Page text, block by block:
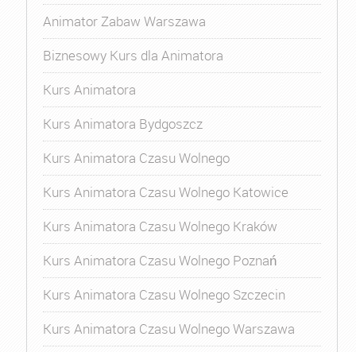
Animator Zabaw Warszawa
Biznesowy Kurs dla Animatora
Kurs Animatora
Kurs Animatora Bydgoszcz
Kurs Animatora Czasu Wolnego
Kurs Animatora Czasu Wolnego Katowice
Kurs Animatora Czasu Wolnego Kraków
Kurs Animatora Czasu Wolnego Poznań
Kurs Animatora Czasu Wolnego Szczecin
Kurs Animatora Czasu Wolnego Warszawa